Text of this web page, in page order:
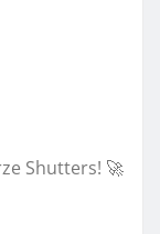
Shutters! 🚀